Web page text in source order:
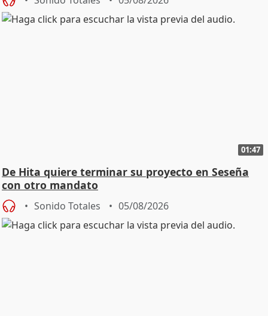
01:47
De Hita quiere terminar su proyecto en Seseña
con otro mandato
Sonido Totales 05/08/2026